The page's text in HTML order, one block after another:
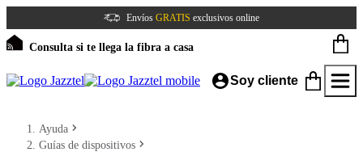
Envíos GRATIS exclusivos online
Consulta si te llega la fibra a casa
Soy cliente
Ayuda
Guías de dispositivos